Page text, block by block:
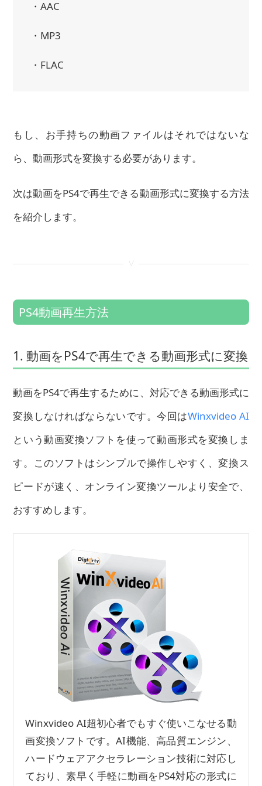
・AAC
・MP3
・FLAC
もし、お手持ちの動画ファイルはそれではないな
ら、動画形式を変換する必要があります。
次は動画をPS4で再生できる動画形式に変換する方法
を紹介します。
PS4動画再生方法
1. 動画をPS4で再生できる動画形式に変換
動画をPS4で再生するために、対応できる動画形式に
変換しなければならないです。今回はWinxvideo AI
という動画変換ソフトを使って動画形式を変換しま
す。このソフトはシンプルで操作しやすく、変換ス
ピードが速く、オンライン変換ツールより安全で、
おすすめします。
Winxvideo AI超初心者でもすぐ使いこなせる動
画変換ソフトです。AI機能、高品質エンジン、
ハードウェアアクセラレーション技術に対応し
ており、素早く手軽に動画をPS4対応の形式に